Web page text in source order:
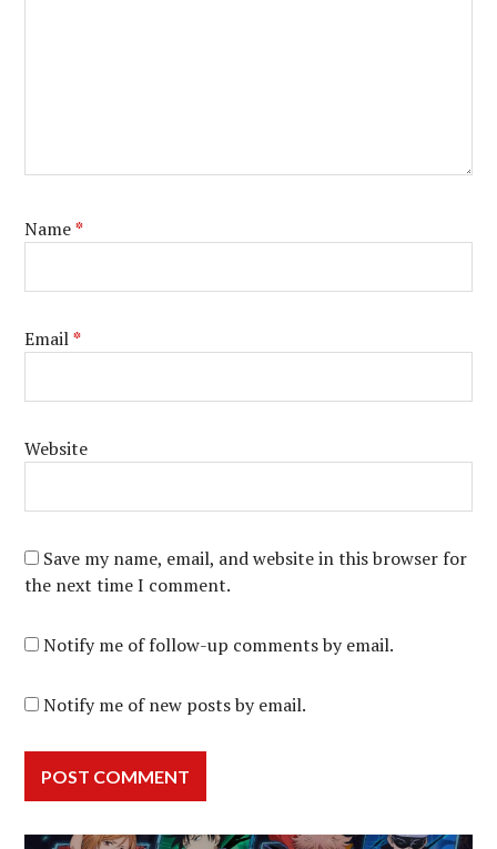
Name*
Email*
Website
Save my name, email, and website in this browser for
the next time I comment.
Notify me of follow-up comments by email.
Notify me of new posts by email.